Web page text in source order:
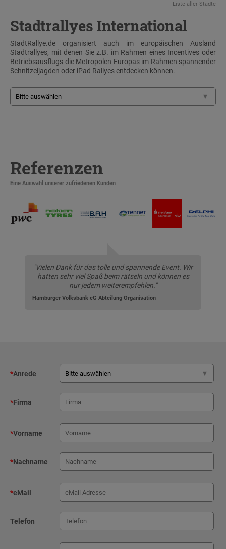
Liste aller Städte
Stadtrallyes International
StadtRallye.de organisiert auch im europäischen Ausland
Stadtrallyes, mit denen Sie z.B. im Rahmen eines Incentives oder
Betriebsausflugs die Metropolen Europas im Rahmen spannender
Schnitzeljagden oder iPad Rallyes entdecken können.
Referenzen
Eine Auswahl unserer zufriedenen Kunden
"Vielen Dank für das tolle und spannende Event. Wir
hatten sehr viel Spaß beim rätseln und können es
nur jedem weiterempfehlen."
Hamburger Volksbank eG Abteilung Organisation
*Anrede
*Firma
*Vorname
*Nachname
*eMail
Telefon